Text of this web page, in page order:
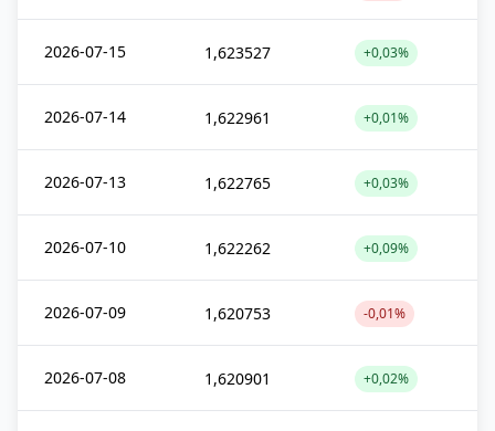
2026-07-15 1,623527 +0,03%
2026-07-14 1,622961 +0,01%
2026-07-13 1,622765 +0,03%
2026-07-10 1,622262 +0,09%
2026-07-09 1,620753 -0,01%
2026-07-08 1,620901 +0,02%